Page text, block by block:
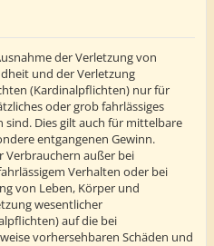
der Verletzung von
und der Verletzung
(Kardinalpflichten) nur für
oder grob fahrlässiges
Dies gilt auch für mittelbare
entgangenen Gewinn.
Verbrauchern außer bei
Verhalten oder bei
von Leben, Körper und
wesentlicher
auf die bei
vorhersehbaren Schäden und